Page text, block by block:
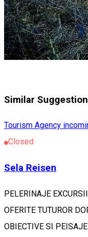
Similar
Tourism Agency
Closed
Sela Reisen
PELERINAJE
OFERITE TUTUROR
OBIECTIVE SI